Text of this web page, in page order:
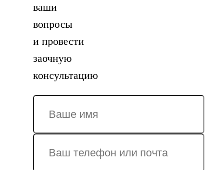
ваши
вопросы
и провести
заочную
консультацию